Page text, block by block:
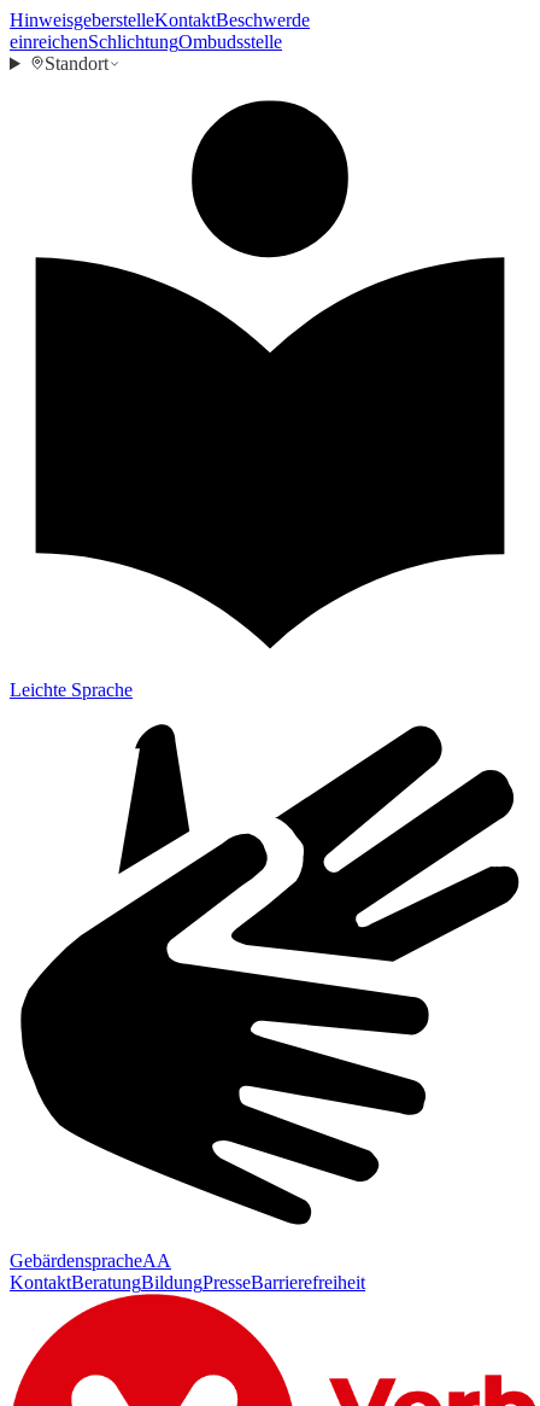
HinweisgeberstelleKontaktBeschwerde
einreichenSchlichtungOmbudsstelle
Standort
Leichte Sprache
GebärdenspracheAA
KontaktBeratungBildungPresseBarrierefreiheit